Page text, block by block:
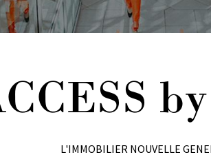
L'IMMOBILIER NOUVELLE